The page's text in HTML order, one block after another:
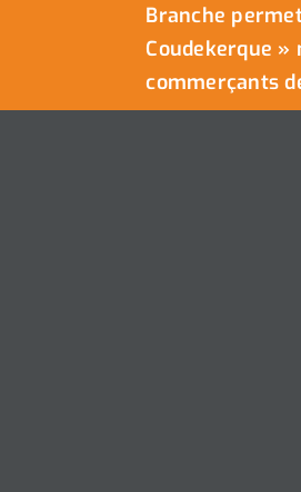
Branche
Coudekerque
commerçants